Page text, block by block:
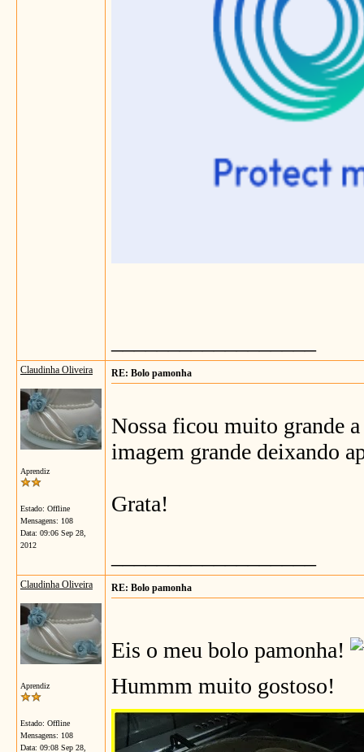
Claudinha Oliveira
Aprendiz
Estado: Offline
Mensagens: 108
Data: 09:06 Sep 28,
2012
RE: Bolo pamonha
Nossa ficou muito grande
imagem grande deixando
Grata!
Claudinha Oliveira
Aprendiz
Estado: Offline
Mensagens: 108
Data: 09:08 Sep 28,
RE: Bolo pamonha
Eis o meu bolo pamonha!
Hummm muito gostoso!